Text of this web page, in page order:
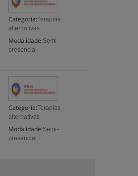
Categoria:Terapias
alternativas
Modalidade:Semi-
presencial
Categoria:Terapias
alternativas
Modalidade:Semi-
presencial